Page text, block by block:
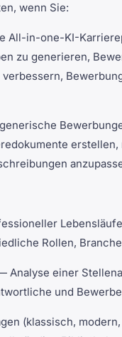
wenn Sie:
All-in-one-KI-
zu generieren,
Rollen,
Analyse einer
und
(klassisch,